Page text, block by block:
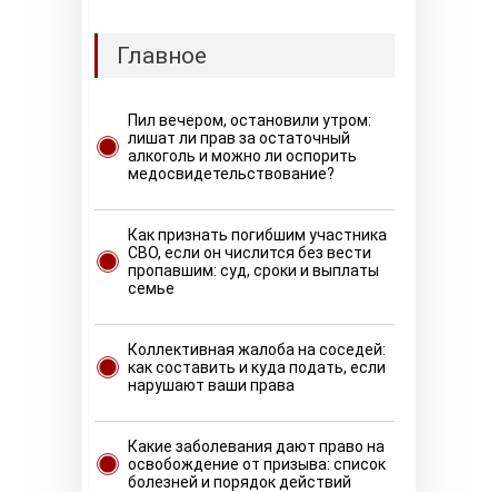
Главное
Пил вечером, остановили утром:
лишат ли прав за остаточный
алкоголь и можно ли оспорить
медосвидетельствование?
Как признать погибшим участника
СВО, если он числится без вести
пропавшим: суд, сроки и выплаты
семье
Коллективная жалоба на соседей:
как составить и куда подать, если
нарушают ваши права
Какие заболевания дают право на
освобождение от призыва: список
болезней и порядок действий